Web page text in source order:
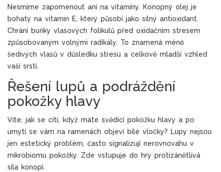
Nesmíme zapomenout ani na vitamíny. Konopný olej je
bohatý na vitamin E, který působí jako silný antioxidant.
Chrání buňky vlasových folikulů před oxidačním stresem
způsobovaným volnými radikály. To znamená méně
šedivých vlasů v důsledku stresu a celkově mladší vzhled
vaší srsti.
Řešení lupů a podráždění
pokožky hlavy
Víte, jak se cítí, když máte svědící pokožku hlavy a po
umytí se vám na ramenách objeví bílé vločky? Lupy nejsou
jen estetický problém, často signalizují nerovnováhu v
mikrobiomu pokožky. Zde vstupuje do hry protizánětlivá
síla konopí.